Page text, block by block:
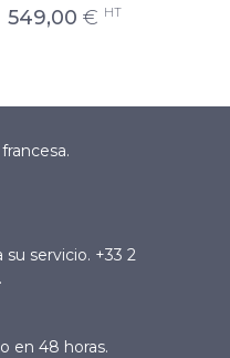
549,00 € HT
su servicio. +33 2
en 48 horas.